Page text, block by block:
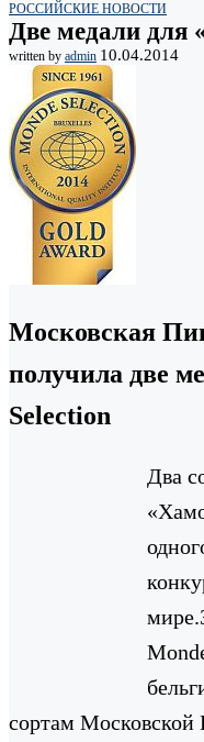
РОССИЙСКИЕ НОВОСТИ
Две медали для
written by admin 10.04.2014
Московская
получила две
Selection
Два
сортам